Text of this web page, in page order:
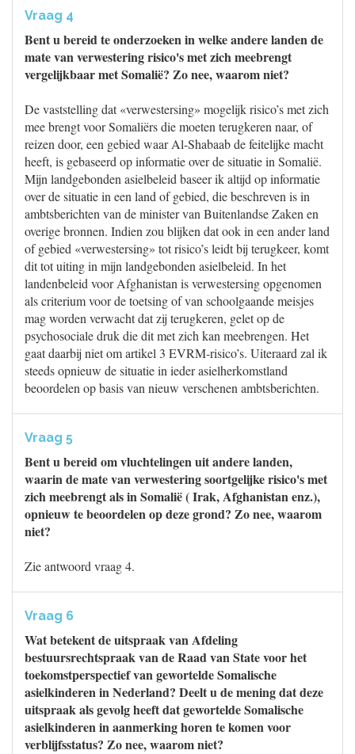
Vraag 4
Bent u bereid te onderzoeken in welke andere landen de
mate van verwestering risico's met zich meebrengt
vergelijkbaar met Somalië? Zo nee, waarom niet?
De vaststelling dat «verwestersing» mogelijk risico’s met zich
mee brengt voor Somaliërs die moeten terugkeren naar, of
reizen door, een gebied waar Al-Shabaab de feitelijke macht
heeft, is gebaseerd op informatie over de situatie in Somalië.
Mijn landgebonden asielbeleid baseer ik altijd op informatie
over de situatie in een land of gebied, die beschreven is in
ambtsberichten van de minister van Buitenlandse Zaken en
overige bronnen. Indien zou blijken dat ook in een ander land
of gebied «verwestersing» tot risico’s leidt bij terugkeer, komt
dit tot uiting in mijn landgebonden asielbeleid. In het
landenbeleid voor Afghanistan is verwestersing opgenomen
als criterium voor de toetsing of van schoolgaande meisjes
mag worden verwacht dat zij terugkeren, gelet op de
psychosociale druk die dit met zich kan meebrengen. Het
gaat daarbij niet om artikel 3 EVRM-risico’s. Uiteraard zal ik
steeds opnieuw de situatie in ieder asielherkomstland
beoordelen op basis van nieuw verschenen ambtsberichten.
Vraag 5
Bent u bereid om vluchtelingen uit andere landen,
waarin de mate van verwestering soortgelijke risico's met
zich meebrengt als in Somalië ( Irak, Afghanistan enz.),
opnieuw te beoordelen op deze grond? Zo nee, waarom
niet?
Zie antwoord vraag 4.
Vraag 6
Wat betekent de uitspraak van Afdeling
bestuursrechtspraak van de Raad van State voor het
toekomstperspectief van gewortelde Somalische
asielkinderen in Nederland? Deelt u de mening dat deze
uitspraak als gevolg heeft dat gewortelde Somalische
asielkinderen in aanmerking horen te komen voor
verblijfsstatus? Zo nee, waarom niet?